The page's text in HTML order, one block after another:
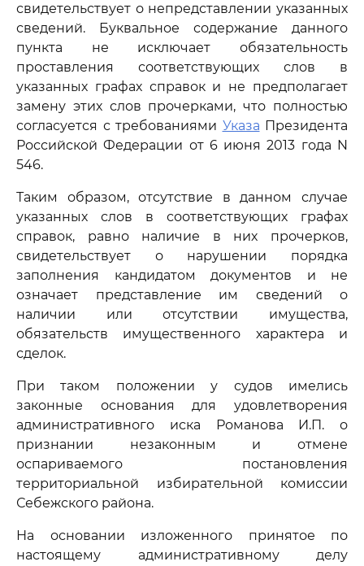
свидетельствует о непредставлении указанных
сведений. Буквальное содержание данного
пункта не исключает обязательность
проставления соответствующих слов в
указанных графах справок и не предполагает
замену этих слов прочерками, что полностью
согласуется с требованиями Указа Президента
Российской Федерации от 6 июня 2013 года N
546.
Таким образом, отсутствие в данном случае
указанных слов в соответствующих графах
справок, равно наличие в них прочерков,
свидетельствует о нарушении порядка
заполнения кандидатом документов и не
означает представление им сведений о
наличии или отсутствии имущества,
обязательств имущественного характера и
сделок.
При таком положении у судов имелись
законные основания для удовлетворения
административного иска Романова И.П. о
признании незаконным и отмене
оспариваемого постановления
территориальной избирательной комиссии
Себежского района.
На основании изложенного принятое по
настоящему административному делу